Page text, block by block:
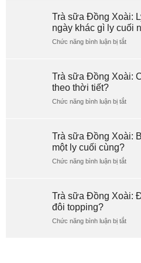
Trà sữa Đồng Xoài:
ngày khác gì ly cuối
Chức năng bình luận bị tắtở
Đồng
Xoài:
trà
tiên
trong
khác
cuối
Trà sữa Đồng Xoài:
theo thời tiết?
Chức năng bình luận bị tắtở
Đồng
Xoài:
thật
thay
đổi
thời
Trà sữa Đồng Xoài:
một ly cuối cùng?
Chức năng bình luận bị tắtở
Đồng
Xoài:
chọn
Trà sữa Đồng Xoài:
đôi topping?
Chức năng bình luận bị tắtở